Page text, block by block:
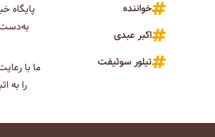
خواننده
اکبر عبدی
تیلور سوئیفت
پایگاه
به‌دست
ما با
را به